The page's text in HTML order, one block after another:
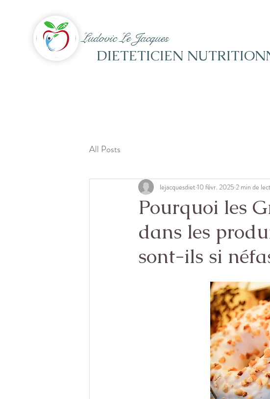
Ludovic Le Jacques
DIETETICIEN
All Posts
Pourquoi les
dans les
sont-ils si
lejacquesdiet 10 févr. 2025 2 min de